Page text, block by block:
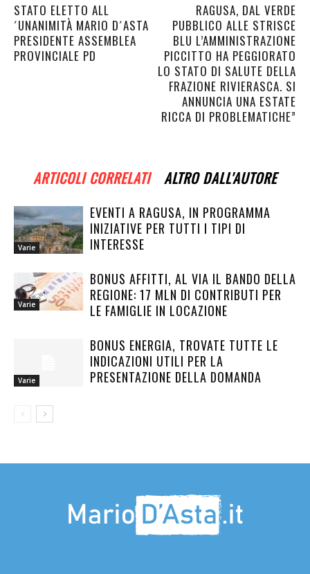
STATO ELETTO ALL
´UNANIMITÀ MARIO D´ASTA
PRESIDENTE ASSEMBLEA
PROVINCIALE PD
RAGUSA, DAL VERDE
PUBBLICO ALLE STRISCE
BLU L’AMMINISTRAZIONE
PICCITTO HA PEGGIORATO
LO STATO DI SALUTE DELLA
FRAZIONE RIVIERASCA. SI
ANNUNCIA UNA ESTATE
RICCA DI PROBLEMATICHE”
ARTICOLI CORRELATI ALTRO DALL'AUTORE
Varie
EVENTI A RAGUSA, IN PROGRAMMA
INIZIATIVE PER TUTTI I TIPI DI
INTERESSE
Varie
BONUS AFFITTI, AL VIA IL BANDO DELLA
REGIONE: 17 MLN DI CONTRIBUTI PER
LE FAMIGLIE IN LOCAZIONE
Varie
BONUS ENERGIA, TROVATE TUTTE LE
INDICAZIONI UTILI PER LA
PRESENTAZIONE DELLA DOMANDA